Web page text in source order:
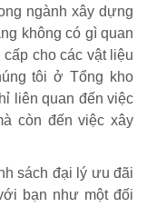
ngành xây dựng
không có gì quan
cho các vật liệu
tôi ở Tổng kho
liên quan đến việc
còn đến việc xây
sách đại lý ưu đãi
bạn như một đối